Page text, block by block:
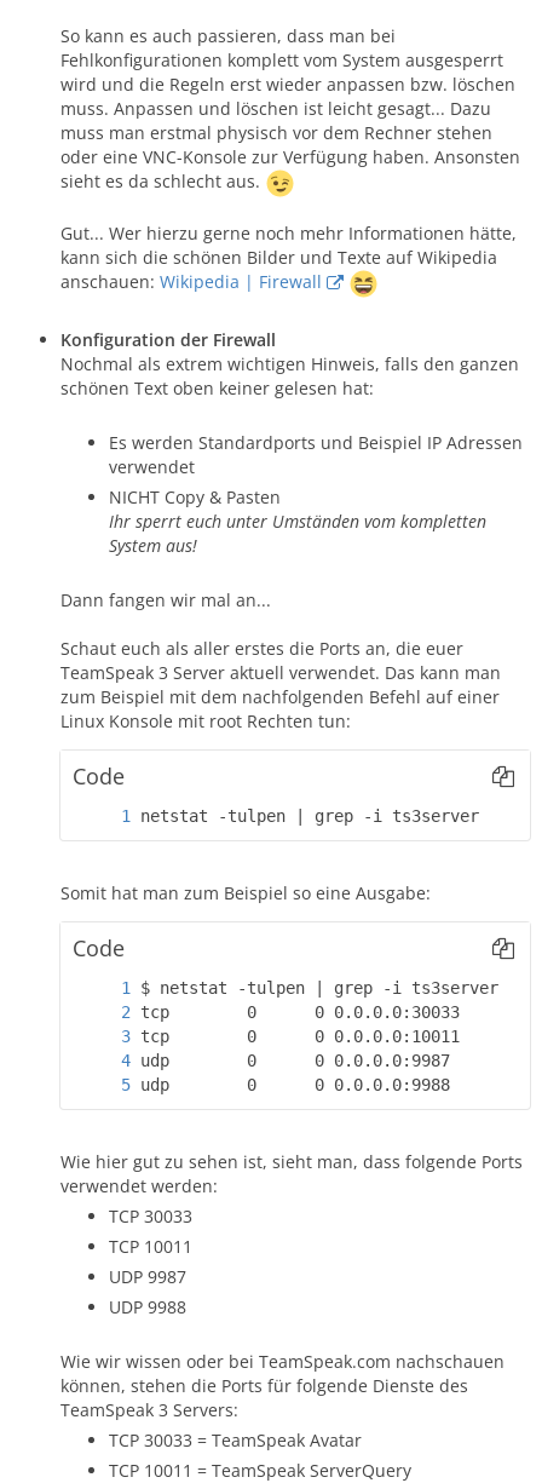
So kann es auch passieren, dass man bei
Fehlkonfigurationen komplett vom System ausgesperrt
wird und die Regeln erst wieder anpassen bzw. löschen
muss. Anpassen und löschen ist leicht gesagt... Dazu
muss man erstmal physisch vor dem Rechner stehen
oder eine VNC-Konsole zur Verfügung haben. Ansonsten
sieht es da schlecht aus.
Gut... Wer hierzu gerne noch mehr Informationen hätte,
kann sich die schönen Bilder und Texte auf Wikipedia
anschauen: Wikipedia | Firewall
Konfiguration der Firewall
Nochmal als extrem wichtigen Hinweis, falls den ganzen
schönen Text oben keiner gelesen hat:
Es werden Standardports und Beispiel IP Adressen
verwendet
NICHT Copy & Pasten
Ihr sperrt euch unter Umständen vom kompletten
System aus!
Dann fangen wir mal an...
Schaut euch als aller erstes die Ports an, die euer
TeamSpeak 3 Server aktuell verwendet. Das kann man
zum Beispiel mit dem nachfolgenden Befehl auf einer
Linux Konsole mit root Rechten tun:
Code
netstat -tulpen | grep -i ts3server
Somit hat man zum Beispiel so eine Ausgabe:
Code
udp        0      0 0.0.0.0:9988
Wie hier gut zu sehen ist, sieht man, dass folgende Ports
verwendet werden:
TCP 30033
TCP 10011
UDP 9987
UDP 9988
Wie wir wissen oder bei TeamSpeak.com nachschauen
können, stehen die Ports für folgende Dienste des
TeamSpeak 3 Servers:
TCP 30033 = TeamSpeak Avatar
TCP 10011 = TeamSpeak ServerQuery